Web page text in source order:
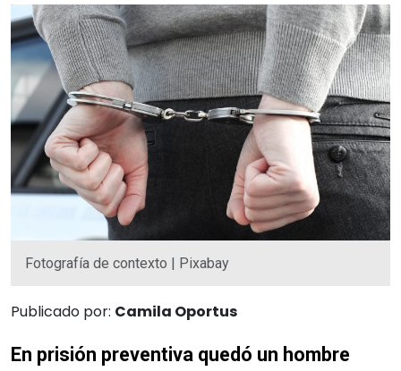
Fotografía de contexto | Pixabay
Publicado por: Camila Oportus
En prisión preventiva quedó un hombre